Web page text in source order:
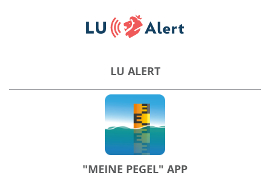
LU ALERT
"MEINE PEGEL" APP